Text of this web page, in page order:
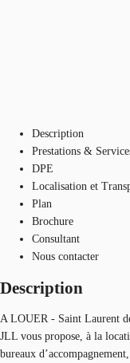
Description
Prestations &
DPE
Localisation et
Plan
Brochure
Consultant
Nous contacter
Description
A LOUER - Saint Laurent
JLL vous propose, à la
bureaux